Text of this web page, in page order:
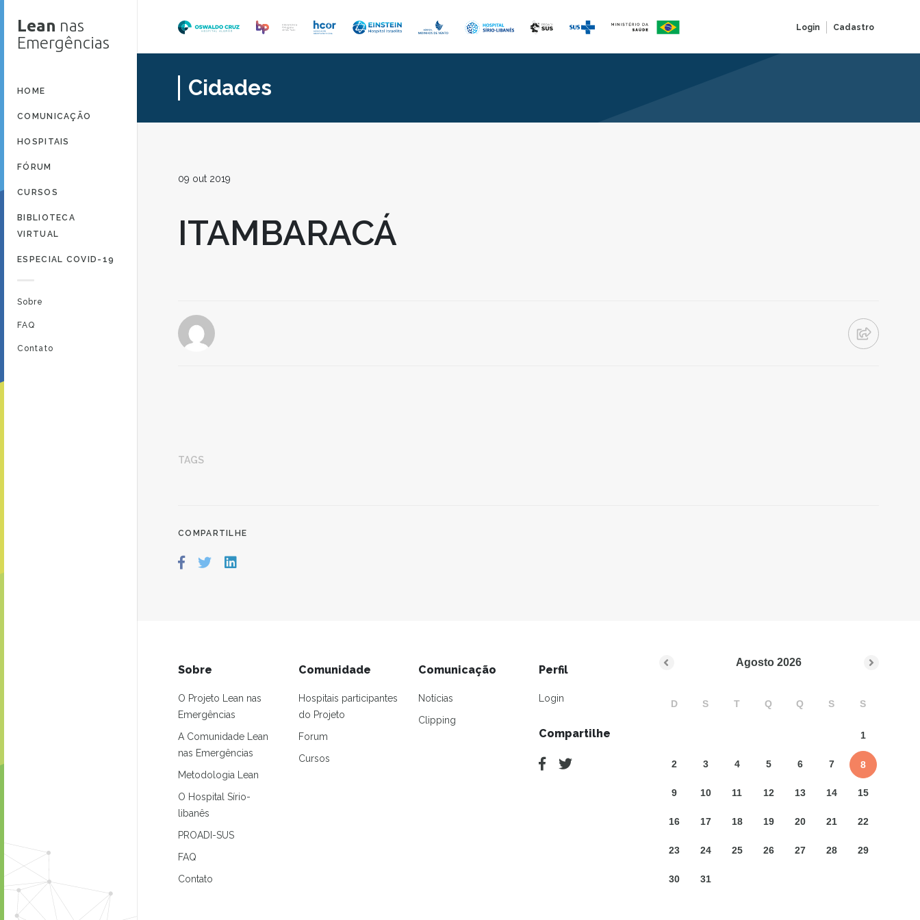
Login Cadastro
Lean nas
Emergências
HOME
COMUNICAÇÃO
HOSPITAIS
FÓRUM
CURSOS
BIBLIOTECA
VIRTUAL
ESPECIAL COVID-19
Sobre
FAQ
Contato
Cidades
09 out 2019
ITAMBARACÁ
TAGS
COMPARTILHE
Sobre
O Projeto Lean nas
Emergências
A Comunidade Lean
nas Emergências
Metodologia Lean
O Hospital Sírio-
libanês
PROADI-SUS
FAQ
Contato
Comunidade
Hospitais participantes
do Projeto
Forum
Cursos
Comunicação
Notícias
Clipping
Perfil
Login
Compartilhe
Agosto 2026
D S T Q Q S S
1
2 3 4 5 6 7 8
9 10 11 12 13 14 15
16 17 18 19 20 21 22
23 24 25 26 27 28 29
30 31